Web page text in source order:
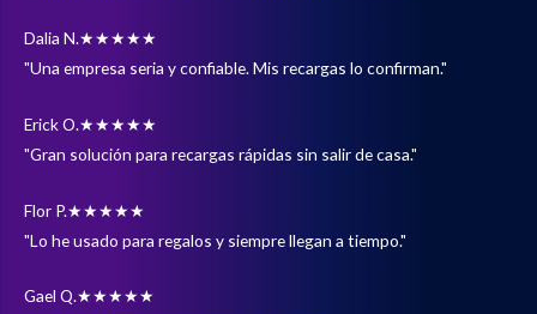
Dalia N.★★★★★
"Una empresa seria y confiable. Mis recargas lo confirman."
Erick O.★★★★★
"Gran solución para recargas rápidas sin salir de casa."
Flor P.★★★★★
"Lo he usado para regalos y siempre llegan a tiempo."
Gael Q.★★★★★